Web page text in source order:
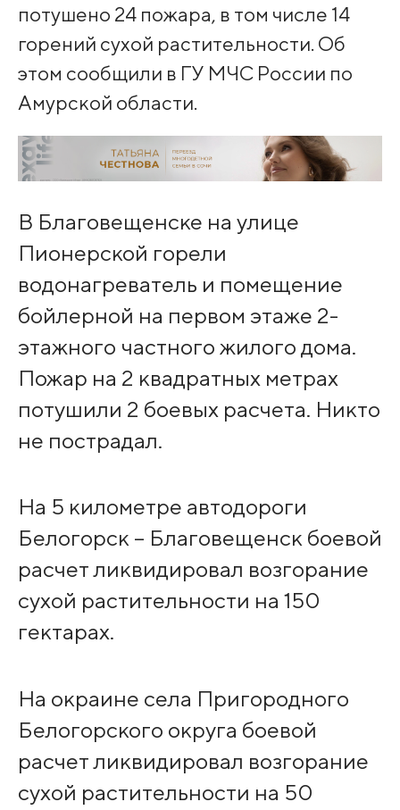
потушено 24 пожара, в том числе 14
горений сухой растительности. Об
этом сообщили в ГУ МЧС России по
Амурской области.
В Благовещенске на улице
Пионерской горели
водонагреватель и помещение
бойлерной на первом этаже 2-
этажного частного жилого дома.
Пожар на 2 квадратных метрах
потушили 2 боевых расчета. Никто
не пострадал.
На 5 километре автодороги
Белогорск – Благовещенск боевой
расчет ликвидировал возгорание
сухой растительности на 150
гектарах.
На окраине села Пригородного
Белогорского округа боевой
расчет ликвидировал возгорание
сухой растительности на 50